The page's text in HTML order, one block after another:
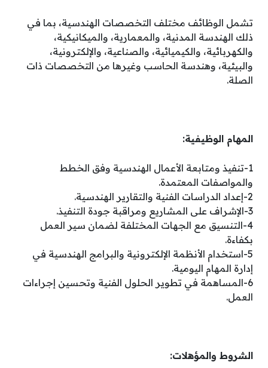
تشمل الوظائف مختلف التخصصات الهندسية، بما في
ذلك الهندسة المدنية، والمعمارية، والميكانيكية،
والكهربائية، والكيميائية، والصناعية، والإلكترونية،
والبيئية، وهندسة الحاسب وغيرها من التخصصات ذات
الصلة.
المهام الوظيفية:
1-تنفيذ ومتابعة الأعمال الهندسية وفق الخطط
والمواصفات المعتمدة.
2-إعداد الدراسات الفنية والتقارير الهندسية.
3-الإشراف على المشاريع ومراقبة جودة التنفيذ.
4-التنسيق مع الجهات المختلفة لضمان سير العمل
بكفاءة.
5-استخدام الأنظمة الإلكترونية والبرامج الهندسية في
إدارة المهام اليومية.
6-المساهمة في تطوير الحلول الفنية وتحسين إجراءات
العمل.
الشروط والمؤهلات: